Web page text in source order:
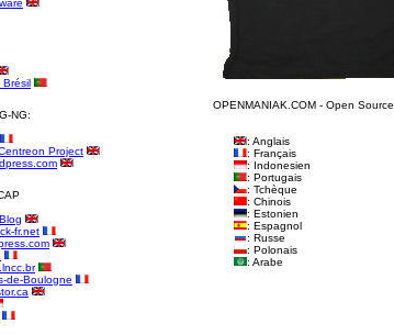
Brésil
NG:
Project
fr.net
de-Boulogne
OPENMANIAK.COM - Open
: Anglais
: Français
: Indonesien
: Portugais
: Tchèque
: Chinois
: Estonien
: Espagnol
: Russe
: Polonais
: Arabe